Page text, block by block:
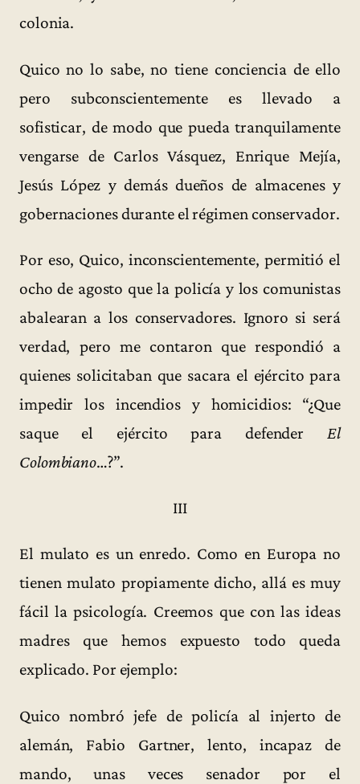
colonia.
Quico no lo sabe, no tiene conciencia de ello
pero subconscientemente es llevado a
sofisticar, de modo que pueda tranquilamente
vengarse de Carlos Vásquez, Enrique Mejía,
Jesús López y demás dueños de almacenes y
gobernaciones durante el régimen conservador.
Por eso, Quico, inconscientemente, permitió el
ocho de agosto que la policía y los comunistas
abalearan a los conservadores. Ignoro si será
verdad, pero me contaron que respondió a
quienes solicitaban que sacara el ejército para
impedir los incendios y homicidios: “¿Que
saque el ejército para defender El
Colombiano…?”.
III
El mulato es un enredo. Como en Europa no
tienen mulato propiamente dicho, allá es muy
fácil la psicología. Creemos que con las ideas
madres que hemos expuesto todo queda
explicado. Por ejemplo:
Quico nombró jefe de policía al injerto de
alemán, Fabio Gartner, lento, incapaz de
mando, unas veces senador por el